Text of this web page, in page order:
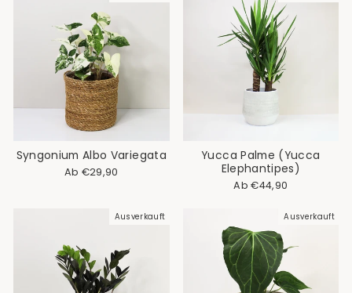
Syngonium Albo Variegata
Normaler
Sonderpreis
Ab €29,90
Yucca Palme (Yucca
Elephantipes)
Ab €44,90
Ausverkauft Ausverkauft